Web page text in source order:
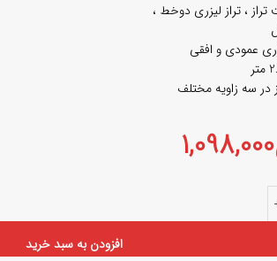
عمودی و افقی
در سه زاویه مختلف
1,098,000
افزودن به سبد خرید